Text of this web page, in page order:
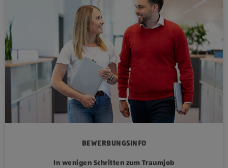
BEWERBUNGSINFO
In wenigen Schritten zum Traumjob